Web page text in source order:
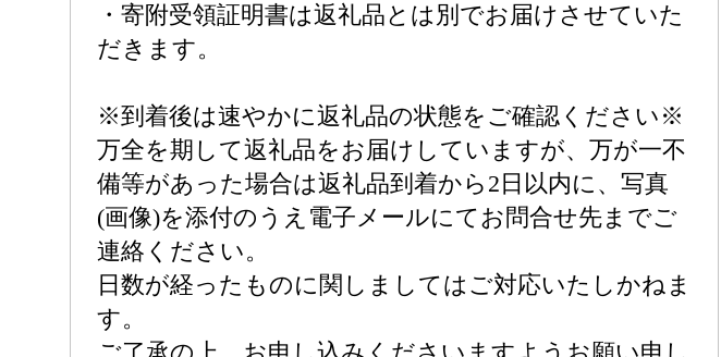
・寄附受領証明書は返礼品とは別でお届けさせていた
だきます。
※到着後は速やかに返礼品の状態をご確認ください※
万全を期して返礼品をお届けしていますが、万が一不
備等があった場合は返礼品到着から2日以内に、写真
(画像)を添付のうえ電子メールにてお問合せ先までご
連絡ください。
日数が経ったものに関しましてはご対応いたしかねま
す。